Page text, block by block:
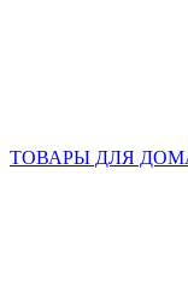
ТОВАРЫ ДЛЯ